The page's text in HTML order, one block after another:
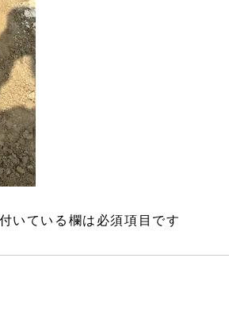
いている欄は必須項目です